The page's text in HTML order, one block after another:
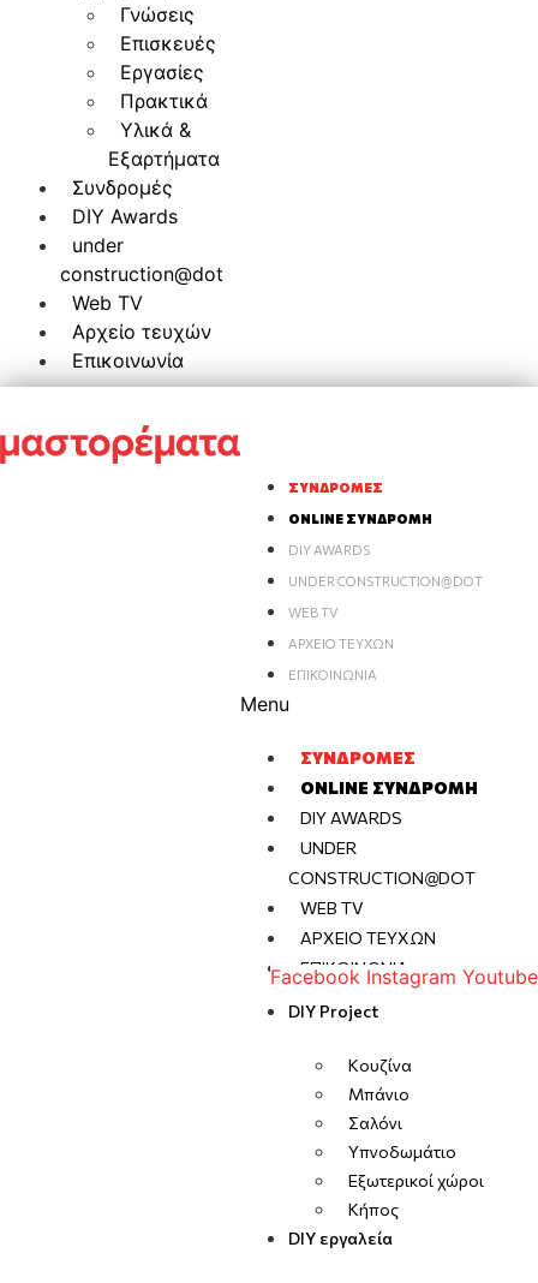
Γνώσεις
Επισκευές
Εργασίες
Πρακτικά
Υλικά &
Εξαρτήματα
Συνδρομές
DIY Awards
under
construction@dot
Web TV
Αρχείο τευχών
Επικοινωνία
ΣΥΝΔΡΟΜΈΣ
ONLINE ΣΥΝΔΡΟΜΉ
DIY AWARDS
UNDER CONSTRUCTION@DOT
WEB TV
ΑΡΧΕΊΟ ΤΕΥΧΏΝ
ΕΠΙΚΟΙΝΩΝΊΑ
Menu
ΣΥΝΔΡΟΜΈΣ
ONLINE ΣΥΝΔΡΟΜΉ
DIY AWARDS
UNDER
CONSTRUCTION@DOT
WEB TV
ΑΡΧΕΊΟ ΤΕΥΧΏΝ
ΕΠΙΚΟΙΝΩΝΊΑ
Facebook Instagram Youtube
DIY Project
Κουζίνα
Μπάνιο
Σαλόνι
Υπνοδωμάτιο
Εξωτερικοί χώροι
Κήπος
DIY εργαλεία